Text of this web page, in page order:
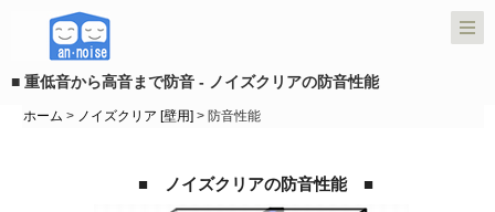
■ 重低音から高音まで防音 - ノイズクリアの防音性能
ホーム > ノイズクリア [壁用] > 防音性能
■ ノイズクリアの防音性能 ■